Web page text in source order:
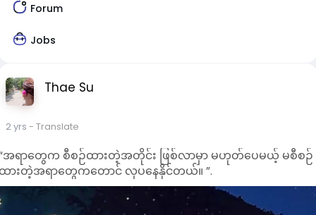
Forum
Jobs
Thae Su
2 yrs - Translate
အရာတွေက စီစဉ်ထားတဲ့အတိုင်း ဖြစ်လာမှာ မဟုတ်ပေမယ့် မစီစဉ်
ားတဲ့အရာတွေကတောင် လှပနေနိုင်တယ်။ ”.